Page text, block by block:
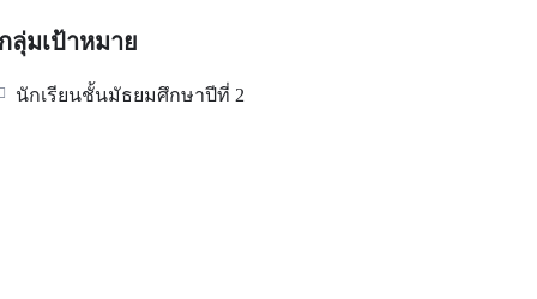
กลุ่มเป้าหมาย
นักเรียนชั้นมัธยมศึกษาปีที่ 2